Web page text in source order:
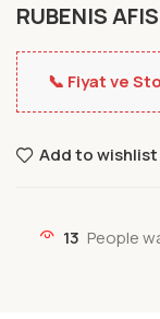
RUBENIS
📞 Fiyat ve
Add to wishlist
13 People